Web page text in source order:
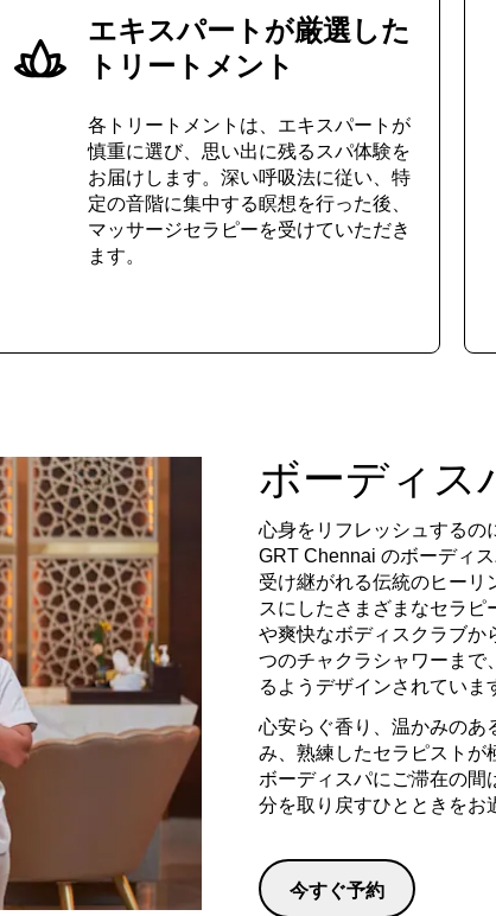
エキスパートが厳選した
トリートメント
各トリートメントは、エキスパートが
慎重に選び、思い出に残るスパ体験を
お届けします。深い呼吸法に従い、特
定の音階に集中する瞑想を行った後、
マッサージセラピーを受けていただき
ます。
ボーディス
心身をリフレッシュする
GRT Chennai のボーディ
受け継がれる伝統のヒー
スにしたさまざまなセラ
や爽快なボディスクラブ
つのチャクラシャワーまで
るようデザインされていま
心安らぐ香り、温かみの
み、熟練したセラピストが
ボーディスパにご滞在の間
分を取り戻すひとときをお
今すぐ予約